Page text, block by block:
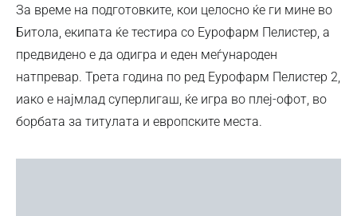
За време на подготовките, кои целосно ќе ги мине во
Битола, екипата ќе тестира со Еурофарм Пелистер, а
предвидено е да одигра и еден меѓународен
натпревар. Трета година по ред Еурофарм Пелистер 2,
иако е најмлад суперлигаш, ќе игра во плеј-офот, во
борбата за титулата и европските места.